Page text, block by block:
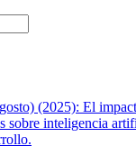
(2025): El
sobre inteligencia